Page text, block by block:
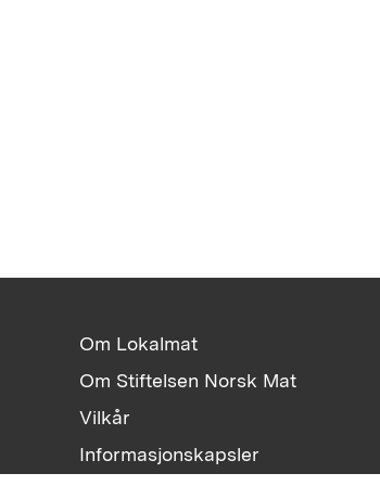
Om Lokalmat
Om Stiftelsen Norsk Mat
Vilkår
Informasjonskapsler